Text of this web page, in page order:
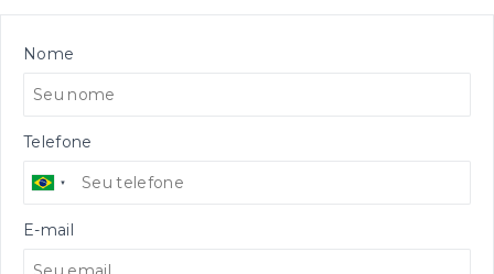
Nome
Telefone
E-mail